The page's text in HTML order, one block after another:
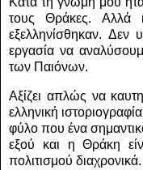
τους Θράκες. Αλλά
εξελληνίσθηκαν. Δεν
εργασία να
των Παιόνων.
Αξίζει απλώς να
ελληνική
φύλο που ένα
εξού και η Θράκη
πολιτισμού διαχρονικά.